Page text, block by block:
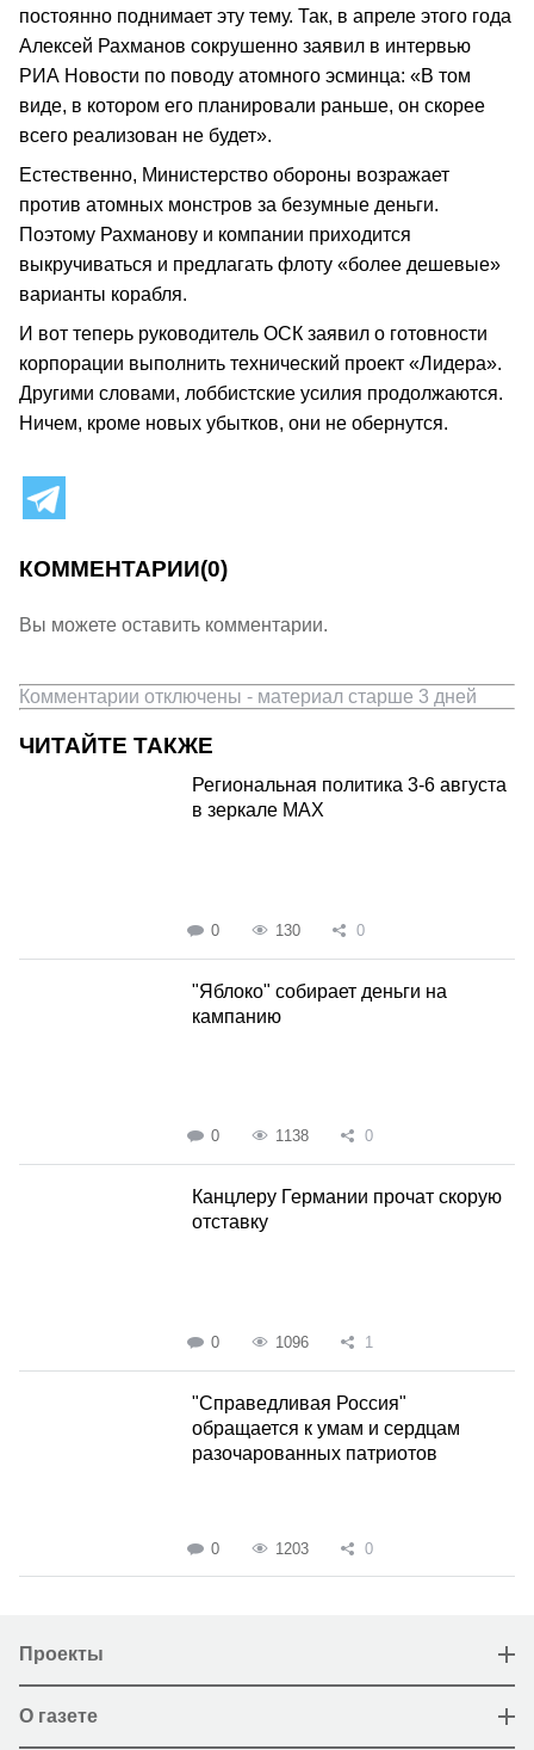
постоянно поднимает эту тему. Так, в апреле этого года
Алексей Рахманов сокрушенно заявил в интервью
РИА Новости по поводу атомного эсминца: «В том
виде, в котором его планировали раньше, он скорее
всего реализован не будет».
Естественно, Министерство обороны возражает
против атомных монстров за безумные деньги.
Поэтому Рахманову и компании приходится
выкручиваться и предлагать флоту «более дешевые»
варианты корабля.
И вот теперь руководитель ОСК заявил о готовности
корпорации выполнить технический проект «Лидера».
Другими словами, лоббистские усилия продолжаются.
Ничем, кроме новых убытков, они не обернутся.
КОММЕНТАРИИ(0)
Вы можете оставить комментарии.
Комментарии отключены - материал старше 3 дней
ЧИТАЙТЕ ТАКЖЕ
Региональная политика 3-6 августа
в зеркале MAX
0 130 0
"Яблоко" собирает деньги на
кампанию
0 1138 0
Канцлеру Германии прочат скорую
отставку
0 1096 1
"Справедливая Россия"
обращается к умам и сердцам
разочарованных патриотов
0 1203 0
Проекты
О газете